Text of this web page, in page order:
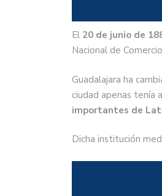
El 20 de junio de
Nacional de
Guadalajara ha
ciudad apenas tenía
importantes de
Dicha institución